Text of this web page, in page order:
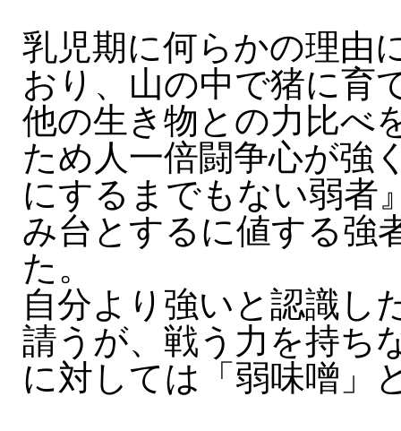
乳児期に何らかの理由
おり、山の中で猪に育
他の生き物との力比べ
ため人一倍闘争心が強
にするまでもない弱者
み台とするに値する強
た。
自分より強いと認識し
請うが、戦う力を持ち
に対しては「弱味噌」